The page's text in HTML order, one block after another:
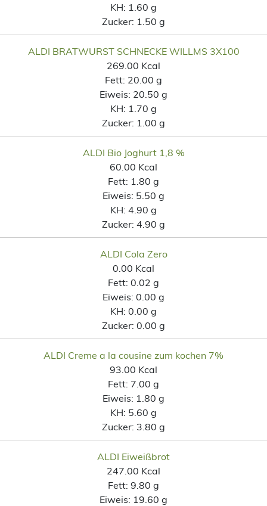
KH: 1.60 g
Zucker: 1.50 g
ALDI BRATWURST SCHNECKE WILLMS 3X100
269.00 Kcal
Fett: 20.00 g
Eiweis: 20.50 g
KH: 1.70 g
Zucker: 1.00 g
ALDI Bio Joghurt 1,8 %
60.00 Kcal
Fett: 1.80 g
Eiweis: 5.50 g
KH: 4.90 g
Zucker: 4.90 g
ALDI Cola Zero
0.00 Kcal
Fett: 0.02 g
Eiweis: 0.00 g
KH: 0.00 g
Zucker: 0.00 g
ALDI Creme a la cousine zum kochen 7%
93.00 Kcal
Fett: 7.00 g
Eiweis: 1.80 g
KH: 5.60 g
Zucker: 3.80 g
ALDI Eiweißbrot
247.00 Kcal
Fett: 9.80 g
Eiweis: 19.60 g